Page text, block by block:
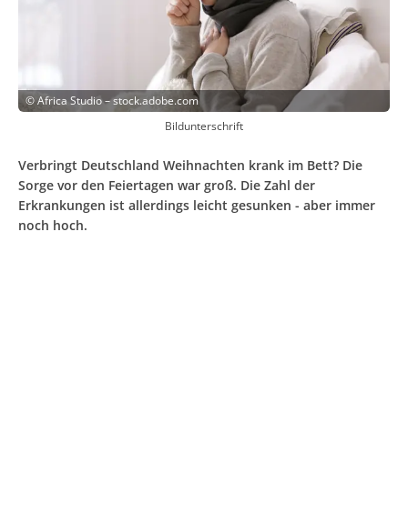
©Africa Studio – stock.adobe.com
Bildunterschrift
Verbringt Deutschland Weihnachten krank im Bett? Die
Sorge vor den Feiertagen war groß. Die Zahl der
Erkrankungen ist allerdings leicht gesunken - aber immer
noch hoch.